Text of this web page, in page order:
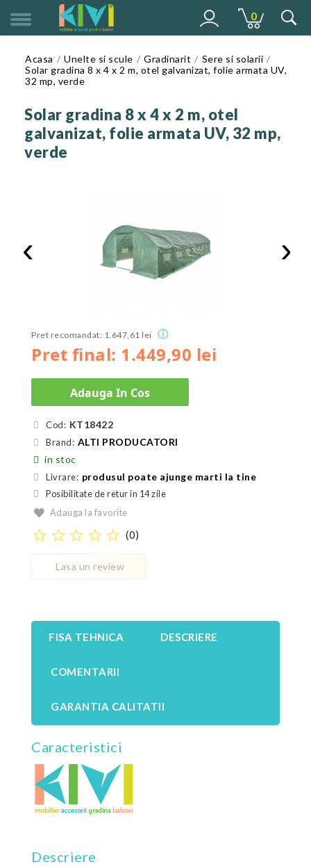
0
Acasa Unelte si scule Gradinarit
Sere si solarii
Solar gradina 8 x 4 x 2 m, otel galvanizat, folie armata UV,
32 mp, verde
Solar gradina 8 x 4 x 2 m, otel
galvanizat, folie armata UV, 32 mp,
verde
‹ ›
Pret final: 1.449,90 lei
Pret recomandat: 1.647,61 lei ⓘ
Adauga In Cos
Cod: KT18422
Brand: ALTI PRODUCATORI
in stoc
Livrare: produsul poate ajunge marti la tine
Posibilitate de retur in 14 zile
Adauga la favorite
star_border star_border star_border star_border star_border (0)
Lasa un review
FISA TEHNICA DESCRIERE
COMENTARII
GARANTIA CALITATII
Caracteristici
Descriere